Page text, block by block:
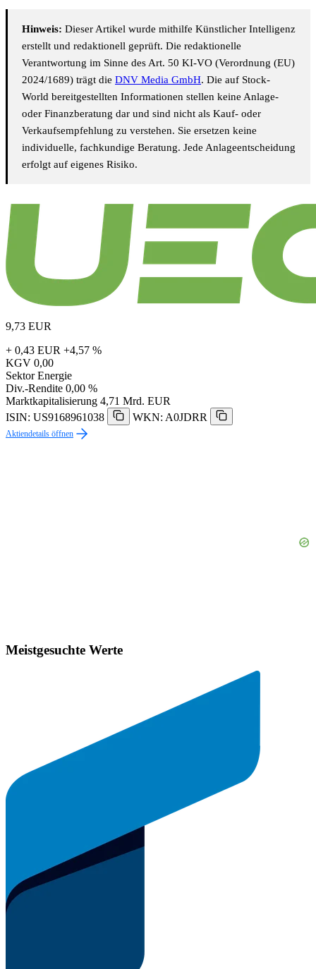
Hinweis: Dieser Artikel wurde mithilfe Künstlicher Intelligenz
erstellt und redaktionell geprüft. Die redaktionelle
Verantwortung im Sinne des Art. 50 KI-VO (Verordnung (EU)
2024/1689) trägt die DNV Media GmbH. Die auf Stock-
World bereitgestellten Informationen stellen keine Anlage-
oder Finanzberatung dar und sind nicht als Kauf- oder
Verkaufsempfehlung zu verstehen. Sie ersetzen keine
individuelle, fachkundige Beratung. Jede Anlageentscheidung
erfolgt auf eigenes Risiko.
9,73 EUR
+ 0,43 EUR +4,57 %
KGV 0,00
Sektor Energie
Div.-Rendite 0,00 %
Marktkapitalisierung 4,71 Mrd. EUR
ISIN: US9168961038
WKN: A0JDRR
Aktiendetails öffnen
Meistgesuchte Werte